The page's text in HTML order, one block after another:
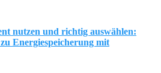
nutzen und richtig auswählen:
Energiespeicherung mit